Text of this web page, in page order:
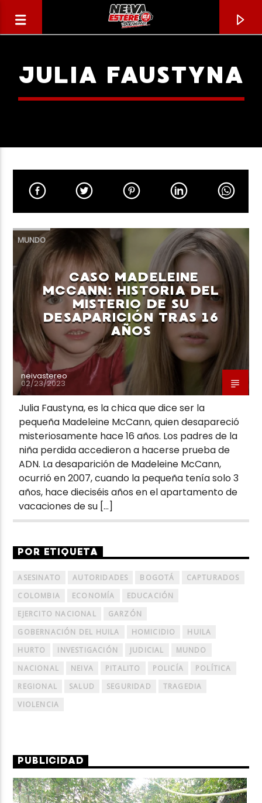
TÍTULO
ARTISTA
Neiva Estereo
JULIA FAUSTYNA
MUNDO
CASO MADELEINE
MCCANN: HISTORIA DEL
MISTERIO DE SU
DESAPARICIÓN TRAS 16
AÑOS
neivastereo
02/23/2023
Julia Faustyna, es la chica que dice ser la
pequeña Madeleine McCann, quien desapareció
misteriosamente hace 16 años. Los padres de la
niña perdida accedieron a hacerse prueba de
ADN. La desaparición de Madeleine McCann,
ocurrió en 2007, cuando la pequeña tenía solo 3
años, hace dieciséis años en el apartamento de
vacaciones de su […]
POR ETIQUETA
ASESINATO AUTORIDADES BOGOTÁ
CAPTURADOS
COLOMBIA
ECONOMÍA
EDUCACIÓN
EJERCITO NACIONAL
GARZÓN
GOBERNACIÓN DEL HUILA
HOMICIDIO
HUILA
HURTO
INVESTIGACIÓN JUDICIAL
MUNDO
NACIONAL
NEIVA PITALITO POLICÍA
POLÍTICA
REGIONAL
SALUD SEGURIDAD
TRAGEDIA
VIOLENCIA
PUBLICIDAD